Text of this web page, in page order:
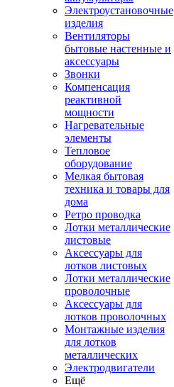
Электроустановочные
изделия
Вентиляторы
бытовые настенные и
аксессуары
Звонки
Компенсация
реактивной
мощности
Нагревательные
элементы
Тепловое
оборудование
Мелкая бытовая
техника и товары для
дома
Ретро проводка
Лотки металлические
листовые
Аксессуары для
лотков листовых
Лотки металлические
проволочные
Аксессуары для
лотков проволочных
Монтажные изделия
для лотков
металлических
Электродвигатели
Ещё